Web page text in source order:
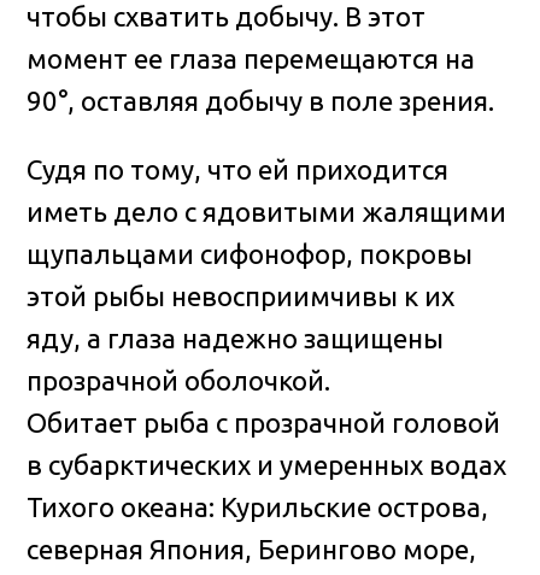
чтобы схватить добычу. В этот
момент ее глаза перемещаются на
90°, оставляя добычу в поле зрения.
Судя по тому, что ей приходится
иметь дело с ядовитыми жалящими
щупальцами сифонофор, покровы
этой рыбы невосприимчивы к их
яду, а глаза надежно защищены
прозрачной оболочкой.
Обитает рыба с прозрачной головой
в субарктических и умеренных водах
Тихого океана: Курильские острова,
северная Япония, Берингово море,